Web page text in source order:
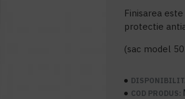
Finisarea
protectie
(sac model
COD PRODUS: